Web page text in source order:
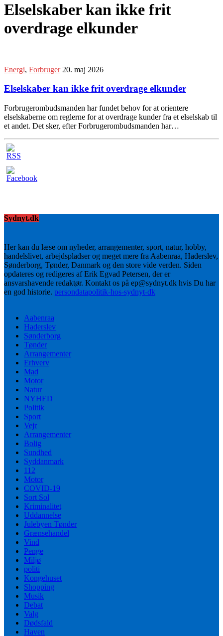
Elselskaber kan ikke frit
overdrage elkunder
Energi, Forbruger 20. maj 2026
Elselskaber kan ikke frit overdrage elkunder
Forbrugerombudsmanden har fundet behov for at orientere
elselskaberne om reglerne for at overdrage kunder fra et elselskab til
et andet. Det sker, efter Forbrugerombudsmanden har…
Sydnyt.dk
Her kan du læse om nyheder, arrangementer, sport, natur, hobby,
handelslivet, arbejdspladser og meget mere fra Aabenraa, Haderslev,
Sønderborg, Tønder, Danmark og den store vide verden. Siden
opdateres og redigeres af Erik Egvad Petersen, der er
ansvarshavende redaktør. Kontakt os på ep@sydnyt.dk hvis Du har
en god historie. persondatapolitik-hos-sydnyt-dk
Aabenraa
Haderslev
Sønderborg
Tønder
Arrangementer
Erhverv
Mad
Motor
Natur
NYHED
Politik
Sport
Vejr
Arrangementer
Bolig
Sundhed
Syddanmark
112
Motor
COVID-19
Sort Sol
Kriminalitet
Uddannelse
Julebyen Tønder
Grænsehandel
Vind
Penge
Miljø
politi
Kongehuset
Shopping
Musik
Debat
Valg
Dødsfald
Haven